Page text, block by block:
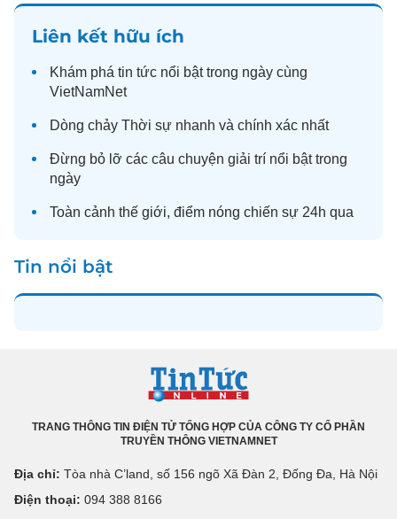
Liên kết hữu ích
Khám phá tin tức nổi bật trong ngày cùng
VietNamNet
Dòng chảy Thời sự nhanh và chính xác nhất
Đừng bỏ lỡ các câu chuyện giải trí nổi bật trong
ngày
Toàn cảnh thế giới, điểm nóng chiến sự 24h qua
Tin nổi bật
TRANG THÔNG TIN ĐIỆN TỬ TỔNG HỢP CỦA CÔNG TY CỔ PHẦN
TRUYỀN THÔNG VIETNAMNET
Địa chỉ: Tòa nhà C’land, số 156 ngõ Xã Đàn 2, Đống Đa, Hà Nội
Điện thoại: 094 388 8166